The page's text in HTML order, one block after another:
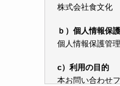
株式会社食文化
ｂ）個人情報保
個人情報保護管
c）利用の目的
本お問い合わせ